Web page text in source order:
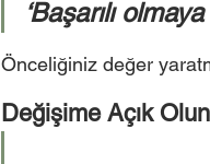
‘Başarılı
Önceliğiniz değer
Değişime Açık Olun